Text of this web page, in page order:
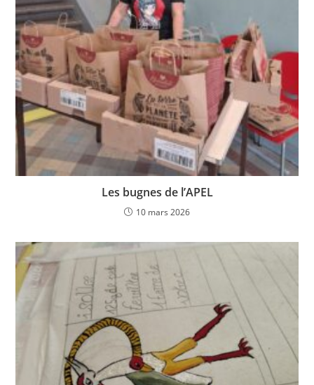
Les bugnes de l’APEL
10 mars 2026